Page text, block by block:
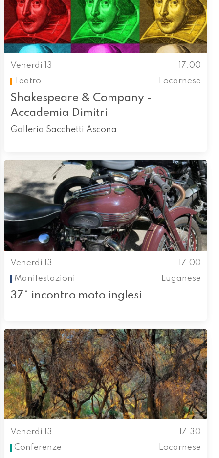
Venerdì 13
17.00
Teatro
Locarnese
Shakespeare & Company -
Accademia Dimitri
Galleria Sacchetti Ascona
Venerdì 13
17.00
Manifestazioni
Luganese
37° incontro moto inglesi
Venerdì 13
17.30
Conferenze
Locarnese